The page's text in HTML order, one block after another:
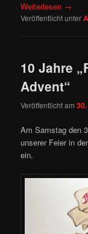
Weiterlesen →
Veröffentlicht unter
10 Jahre
Advent“
Veröffentlicht am
Am Samstag den
unserer Feier in
ein.